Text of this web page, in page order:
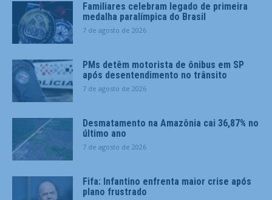
Familiares celebram legado de primeira
medalha paralímpica do Brasil
7 de agosto de 2026
PMs detêm motorista de ônibus em SP
após desentendimento no trânsito
7 de agosto de 2026
Desmatamento na Amazônia cai 36,87% no
último ano
7 de agosto de 2026
Fifa: Infantino enfrenta maior crise após
plano frustrado